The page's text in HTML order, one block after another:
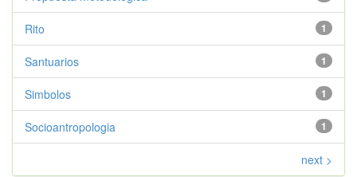
1
Rito
1
Santuarios
1
Simbolos
1
Socioantropologia
next >